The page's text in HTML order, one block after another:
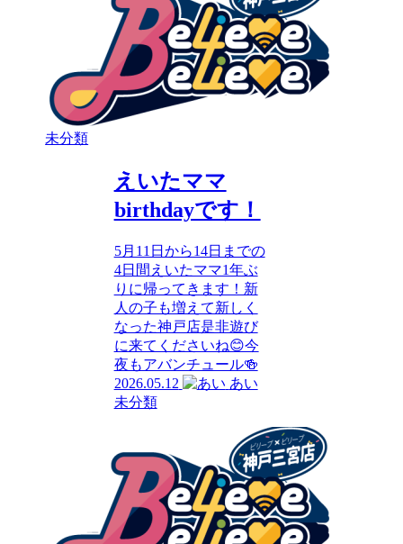
未分類
えいたママ
birthdayです！
5月11日から14日までの
4日間えいたママ1年ぶ
りに帰ってきます！新
人の子も増えて新しく
なった神戸店是非遊び
に来てくださいね😊今
夜もアバンチュール🍻
2026.05.12
あい
未分類